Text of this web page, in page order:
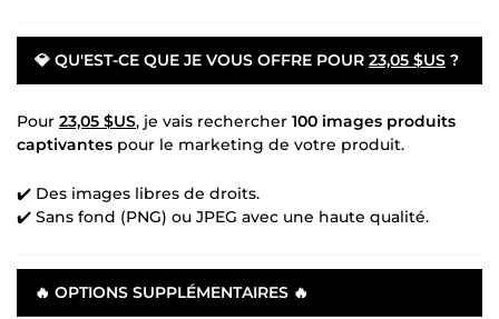
💎 QU'EST-CE QUE JE VOUS OFFRE POUR 23,05 $US ?
Pour 23,05 $US, je vais rechercher 100 images produits
captivantes pour le marketing de votre produit.
✔️ Des images libres de droits.
✔️ Sans fond (PNG) ou JPEG avec une haute qualité.
🔥 OPTIONS SUPPLÉMENTAIRES 🔥